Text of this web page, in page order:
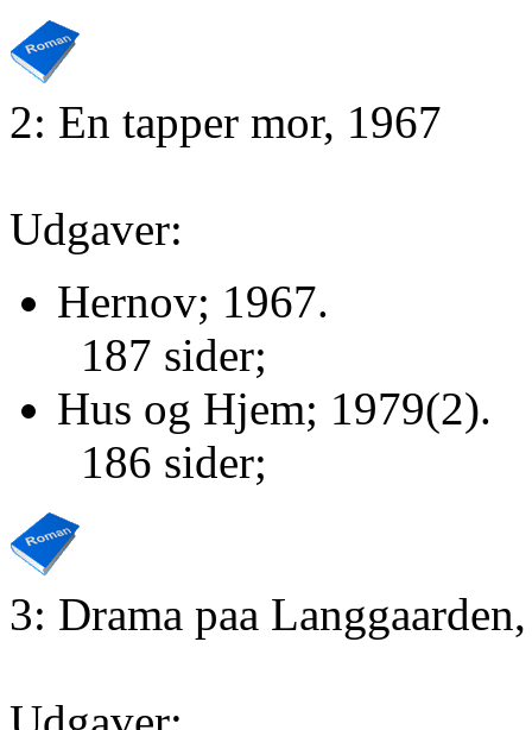
2: En tapper mor, 1967
Udgaver:
Hernov; 1967.
187 sider;
Hus og Hjem; 1979(2).
186 sider;
3: Drama paa